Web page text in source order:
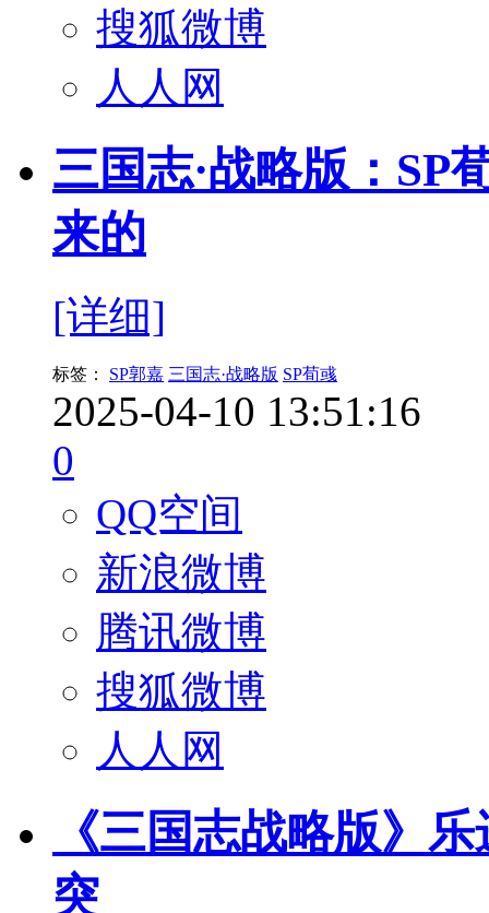
搜狐微博
人人网
三国志·战略版：SP
来的
[详细]
标签： SP郭嘉 三国志·战略版 SP荀彧
2025-04-10 13:51:16
0
QQ空间
新浪微博
腾讯微博
搜狐微博
人人网
《三国志战略版》
突